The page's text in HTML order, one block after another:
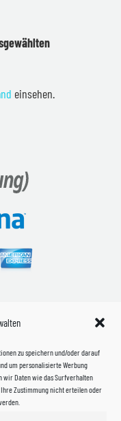
zu speichern und/oder darauf
um personalisierte Werbung
wir Daten wie das Surfverhalten
Zustimmung nicht erteilen oder
einsehen.